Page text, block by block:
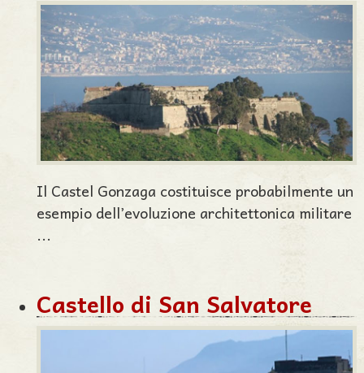
Il Castel Gonzaga costituisce probabilmente un
esempio dell’evoluzione architettonica militare
...
Castello di San Salvatore